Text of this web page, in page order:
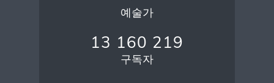
예술가
13 160 219
구독자